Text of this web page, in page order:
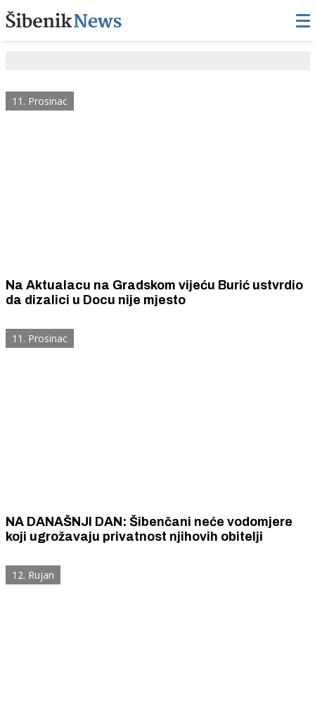
11. Prosinac
Na Aktualacu na Gradskom vijeću Burić ustvrdio
da dizalici u Docu nije mjesto
11. Prosinac
NA DANAŠNJI DAN: Šibenčani neće vodomjere
koji ugrožavaju privatnost njihovih obitelji
12. Rujan